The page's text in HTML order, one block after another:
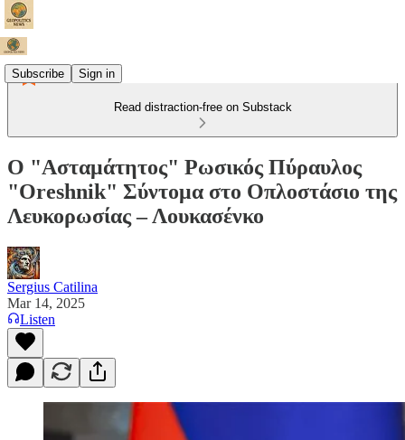
Subscribe Sign in
Read distraction-free on Substack
Ο "Ασταμάτητος" Ρωσικός Πύραυλος
"Oreshnik" Σύντομα στο Οπλοστάσιο της
Λευκορωσίας – Λουκασένκο
Sergius Catilina
Mar 14, 2025
Listen